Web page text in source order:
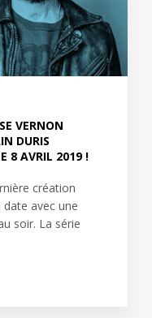
VERNON
DURIS
8 AVRIL 2019 !
création
avec une
soir. La série